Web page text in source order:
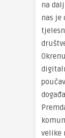
na
nas je
velike